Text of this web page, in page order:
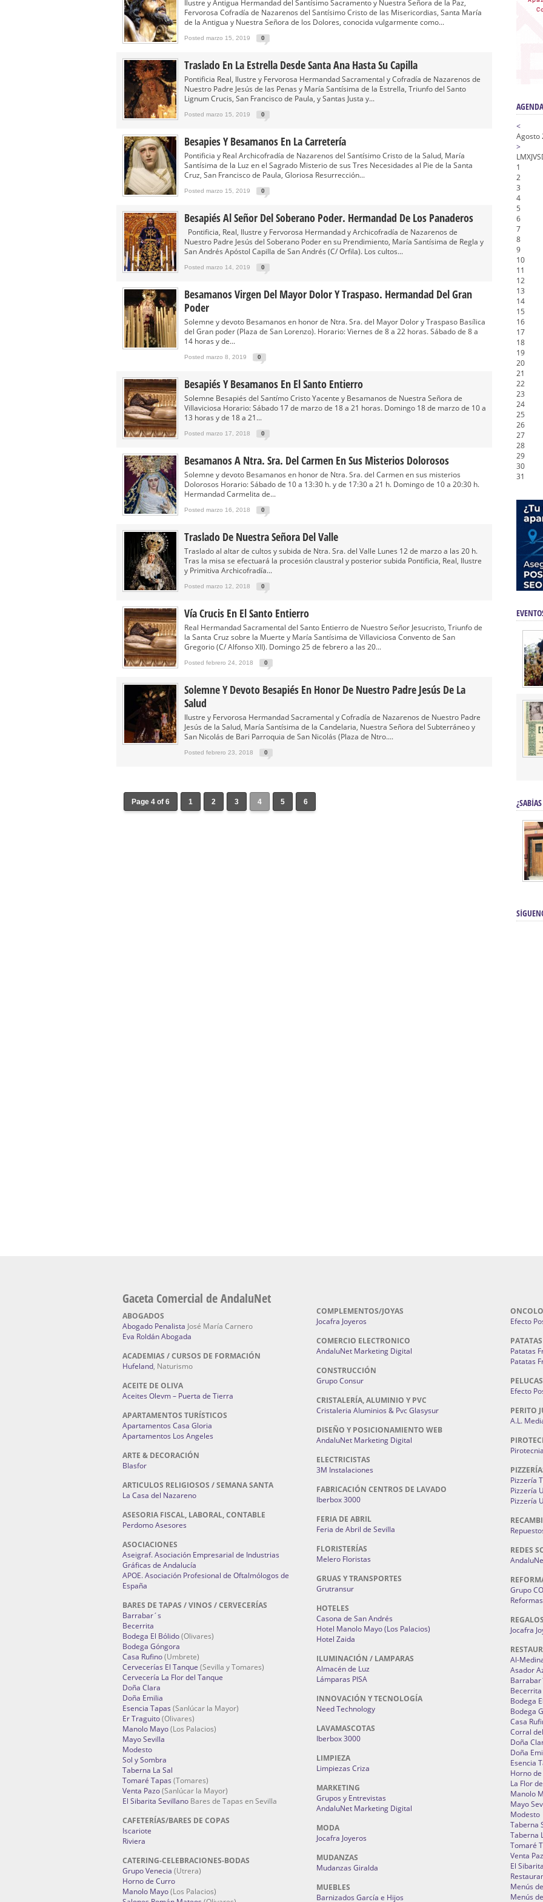
Besapié y Besamano en la Quinta Angustia
Gitanos: Besamanos del Señor de la Salud
Besamanos del Señor de la Divina Misericordia, Vía Crucis y Traslado – Siete Palabras
Solemne y devoto Besapiés en honor de Nuestro Padre Jesús de la Pasión
Misa Solemne en honor a Nuestra Señora de Gracia y Esperanza – San Roque
Ilustre y Antigua Hermandad del Santísimo Sacramento y Nuestra Señora de la Paz,
Fervorosa Cofradía de Nazarenos del Santísimo Cristo de las Misericordias, Santa María
de la Antigua y Nuestra Señora de los Dolores, conocida vulgarmente como...
Posted marzo 15, 2019 0
Traslado En La Estrella Desde Santa Ana Hasta Su Capilla
Pontificia Real, Ilustre y Fervorosa Hermandad Sacramental y Cofradía de Nazarenos de
Nuestro Padre Jesús de las Penas y María Santísima de la Estrella, Triunfo del Santo
Lignum Crucis, San Francisco de Paula, y Santas Justa y...
Posted marzo 15, 2019 0
Besapies Y Besamanos En La Carretería
Pontificia y Real Archicofradía de Nazarenos del Santísimo Cristo de la Salud, María
Santísima de la Luz en el Sagrado Misterio de sus Tres Necesidades al Pie de la Santa
Cruz, San Francisco de Paula, Gloriosa Resurrección...
Posted marzo 15, 2019 0
Besapiés Al Señor Del Soberano Poder. Hermandad De Los Panaderos
Pontificia, Real, Ilustre y Fervorosa Hermandad y Archicofradía de Nazarenos de
Nuestro Padre Jesús del Soberano Poder en su Prendimiento, María Santísima de Regla y
San Andrés Apóstol Capilla de San Andrés (C/ Orfila). Los cultos...
Posted marzo 14, 2019 0
Besamanos Virgen Del Mayor Dolor Y Traspaso. Hermandad Del Gran
Poder
Solemne y devoto Besamanos en honor de Ntra. Sra. del Mayor Dolor y Traspaso Basílica
del Gran poder (Plaza de San Lorenzo). Horario: Viernes de 8 a 22 horas. Sábado de 8 a
14 horas y de...
Posted marzo 8, 2019 0
Besapiés Y Besamanos En El Santo Entierro
Solemne Besapiés del Santímo Cristo Yacente y Besamanos de Nuestra Señora de
Villaviciosa Horario: Sábado 17 de marzo de 18 a 21 horas. Domingo 18 de marzo de 10 a
13 horas y de 18 a 21...
Posted marzo 17, 2018 0
Besamanos A Ntra. Sra. Del Carmen En Sus Misterios Dolorosos
Solemne y devoto Besamanos en honor de Ntra. Sra. del Carmen en sus misterios
Dolorosos Horario: Sábado de 10 a 13:30 h. y de 17:30 a 21 h. Domingo de 10 a 20:30 h.
Hermandad Carmelita de...
Posted marzo 16, 2018 0
Traslado De Nuestra Señora Del Valle
Traslado al altar de cultos y subida de Ntra. Sra. del Valle Lunes 12 de marzo a las 20 h.
Tras la misa se efectuará la procesión claustral y posterior subida Pontificia, Real, Ilustre
y Primitiva Archicofradía...
Posted marzo 12, 2018 0
Vía Crucis En El Santo Entierro
Real Hermandad Sacramental del Santo Entierro de Nuestro Señor Jesucristo, Triunfo de
la Santa Cruz sobre la Muerte y María Santísima de Villaviciosa Convento de San
Gregorio (C/ Alfonso XII). Domingo 25 de febrero a las 20...
Posted febrero 24, 2018 0
Solemne Y Devoto Besapiés En Honor De Nuestro Padre Jesús De La
Salud
Ilustre y Fervorosa Hermandad Sacramental y Cofradía de Nazarenos de Nuestro Padre
Jesús de la Salud, María Santísima de la Candelaria, Nuestra Señora del Subterráneo y
San Nicolás de Bari Parroquia de San Nicolás (Plaza de Ntro....
Posted febrero 23, 2018 0
Page 4 of 6 1 2 3 4 5 6
<
Agosto
>
LMXJVS
1
2
3
4
5
6
7
8
9
10
11
12
13
14
15
16
17
18
19
20
21
22
23
24
25
26
27
28
29
30
31
Gaceta Comercial de AndaluNet
ABOGADOS
Abogado Penalista José María Carnero
Eva Roldán Abogada
ACADEMIAS / CURSOS DE FORMACIÓN
Hufeland, Naturismo
ACEITE DE OLIVA
Aceites Olevm – Puerta de Tierra
APARTAMENTOS TURÍSTICOS
Apartamentos Casa Gloria
Apartamentos Los Angeles
ARTE & DECORACIÓN
Blasfor
ARTICULOS RELIGIOSOS / SEMANA SANTA
La Casa del Nazareno
ASESORIA FISCAL, LABORAL, CONTABLE
Perdomo Asesores
ASOCIACIONES
Aseigraf. Asociación Empresarial de Industrias
Gráficas de Andalucía
APOE. Asociación Profesional de Oftalmólogos de
España
BARES DE TAPAS / VINOS / CERVECERÍAS
Barrabar´s
Becerrita
Bodega El Bólido(Olivares)
Bodega Góngora
Casa Rufino(Umbrete)
Cervecerías El Tanque (Sevilla y Tomares)
Cervecería La Flor del Tanque
Doña Clara
Doña Emilia
Esencia Tapas (Sanlúcar la Mayor)
Er Traguito(Olivares)
Manolo Mayo(Los Palacios)
Mayo Sevilla
Modesto
Sol y Sombra
Taberna La Sal
Tomaré Tapas (Tomares)
Venta Pazo(Sanlúcar la Mayor)
El Sibarita Sevillano Bares de Tapas en Sevilla
CAFETERÍAS/BARES DE COPAS
Iscariote
Riviera
CATERING-CELEBRACIONES-BODAS
Grupo Venecia (Utrera)
Horno de Curro
Manolo Mayo(Los Palacios)
COMPLEMENTOS/JOYAS
Jocafra Joyeros
COMERCIO ELECTRONICO
AndaluNet Marketing Digital
CONSTRUCCIÓN
Grupo Consur
CRISTALERÍA, ALUMINIO Y PVC
Cristaleria Aluminios & Pvc Glasysur
DISEÑO Y POSICIONAMIENTO WEB
AndaluNet Marketing Digital
ELECTRICISTAS
3M Instalaciones
FABRICACIÓN CENTROS DE LAVADO
Iberbox 3000
FERIA DE ABRIL
Feria de Abril de Sevilla
FLORISTERÍAS
Melero Floristas
GRUAS Y TRANSPORTES
Grutransur
HOTELES
Casona de San Andrés
Hotel Manolo Mayo (Los Palacios)
Hotel Zaida
ILUMINACIÓN / LAMPARAS
Almacén de Luz
Lámparas PISA
INNOVACIÓN Y TECNOLOGÍA
Need Technology
LAVAMASCOTAS
Iberbox 3000
LIMPIEZA
Limpiezas Criza
MARKETING
Grupos y Entrevistas
AndaluNet Marketing Digital
MODA
Jocafra Joyeros
MUDANZAS
Mudanzas Giralda
MUEBLES
Barnizados García e Hijos
Efecto
Patatas
Patatas
PELUCAS
Efecto
PERITO
A.L.
Pizzería
Pizzería
Pizzería
REDES
Grupo
Jocafra
Al-
Asador
Becerrita
Bodega
Bodega
Casa
Corral
Doña
Doña
Esencia
Horno
La Flor
Manolo
Mayo
Modesto
Taberna
Taberna
Tomaré
Venta
El
Menús
Menús